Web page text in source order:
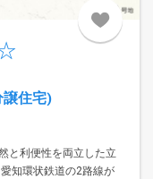
譲住宅)
と利便性を両立した立
知環状鉄道の2路線が